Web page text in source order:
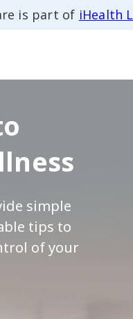
is part of iHealth
simple
tips to
of your